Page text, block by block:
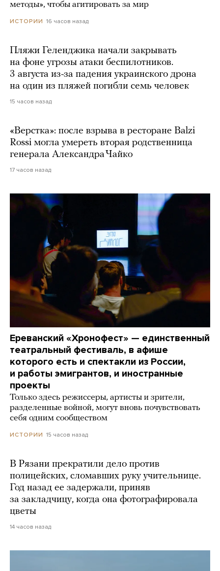
методы», чтобы агитировать за мир
ИСТОРИИ 16 часов назад
Пляжи Геленджика начали закрывать
на фоне угрозы атаки беспилотников.
3 августа из-за падения украинского дрона
на один из пляжей погибли семь человек
15 часов назад
«Верстка»: после взрыва в ресторане Balzi
Rossi могла умереть вторая родственница
генерала Александра Чайко
17 часов назад
Ереванский «Хронофест» — единственный
театральный фестиваль, в афише
которого есть и спектакли из России,
и работы эмигрантов, и иностранные
проекты
Только здесь режиссеры, артисты и зрители,
разделенные войной, могут вновь почувствовать
себя одним сообществом
ИСТОРИИ 15 часов назад
В Рязани прекратили дело против
полицейских, сломавших руку учительнице.
Год назад ее задержали, приняв
за закладчицу, когда она фотографировала
цветы
14 часов назад